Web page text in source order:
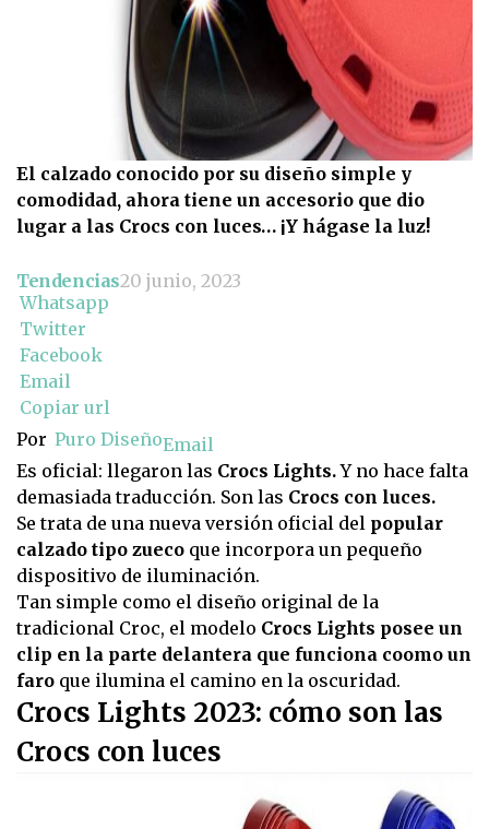
El calzado conocido por su diseño simple y
comodidad, ahora tiene un accesorio que dio
lugar a las Crocs con luces… ¡Y hágase la luz!
Tendencias20 junio, 2023
Whatsapp
Twitter
Facebook
Email
Copiar url
Por Puro DiseñoEmail
Es oficial: llegaron las Crocs Lights.Y no hace falta
demasiada traducción. Son las Crocs con luces.
Se trata de una nueva versión oficial del popular
calzado tipo zueco que incorpora un pequeño
dispositivo de iluminación.
Tan simple como el diseño original de la
tradicional Croc, el modelo Crocs Lights posee un
clip en la parte delantera que funciona coomo un
faro que ilumina el camino en la oscuridad.
Crocs Lights 2023: cómo son las
Crocs con luces